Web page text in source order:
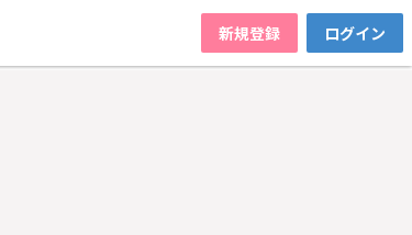
新規登録 ログイン